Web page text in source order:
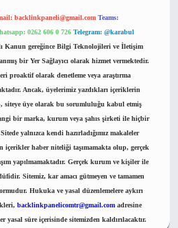
backlinkpaneli@gmail.com Teams:
0262 606 0 726 Telegram: @karabul
Kanun gereğince Bilgi Teknolojileri ve İletişim
bir Yer Sağlayıcı olarak hizmet vermektedir.
proaktif olarak denetleme veya araştırma
Ancak, üyelerimiz yazdıkları içeriklerin
siteye üye olarak bu sorumluluğu kabul etmiş
bir marka, kurum veya şahıs şirketi ile hiçbir
yalnızca kendi hazırladığımız makaleler
içerikler haber niteliği taşımamakta olup, gerçek
yapılmamaktadır. Gerçek kurum ve kişiler ile
Sitemiz, kar amacı gütmeyen ve tamamen
Hukuka ve yasal düzenlemelere aykırı
backlinkpanelicomtr@gmail.com adresine
süre içerisinde sitemizden kaldırılacaktır.